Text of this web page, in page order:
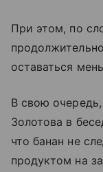
При этом, по
оставаться
В свою
Золотова в
что банан не
продуктом на